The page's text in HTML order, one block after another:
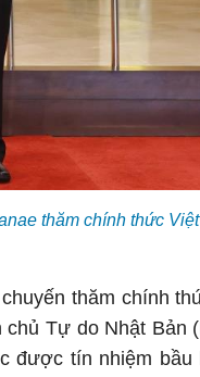
thăm chính thức
thăm chính
Tự do Nhật Bản
được tín nhiệm